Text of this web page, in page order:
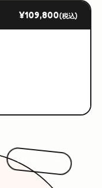
¥109,800(税込)
はじめまして!